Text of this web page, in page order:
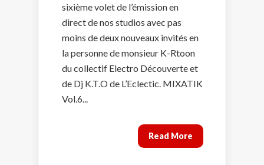
sixième volet de l’émission en
direct de nos studios avec pas
moins de deux nouveaux invités en
la personne de monsieur K-Rtoon
du collectif Electro Découverte et
de Dj K.T.O de L’Eclectic. MIXATIK
Vol.6...
Read More